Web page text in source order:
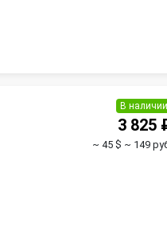
В наличии
3 825
~ 45 $ ~ 149